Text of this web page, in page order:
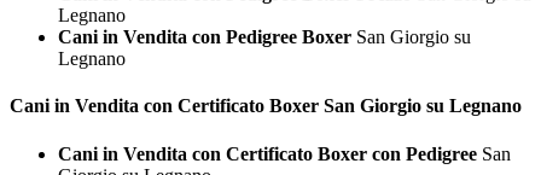
Legnano
Cani in Vendita con Pedigree Boxer San Giorgio su
Legnano
Cani in Vendita con Certificato Boxer San Giorgio su Legnano
Cani in Vendita con Certificato Boxer con Pedigree San